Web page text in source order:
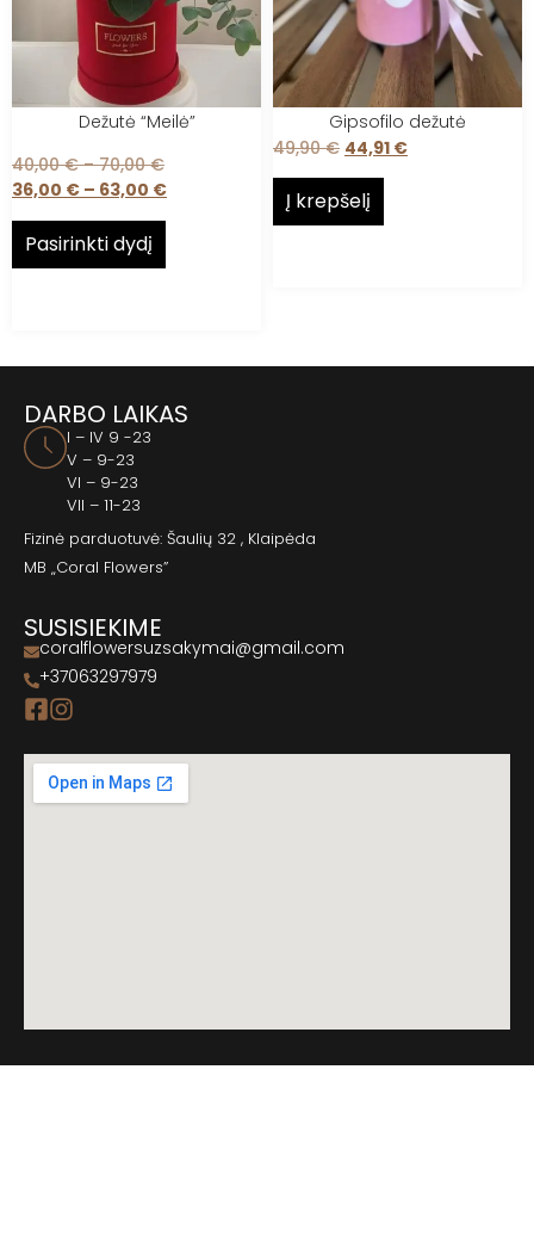
Dežutė “Meilė”
40,00€ – 70,00€
36,00 € – 63,00 €
Pasirinkti dydį
Gipsofilo dežutė
49,90€ 44,91 €
Į krepšelį
DARBO LAIKAS
I – IV 9 -23
V – 9-23
VI – 9-23
VII – 11-23
Fizinė parduotuvė: Šaulių 32 , Klaipėda
MB „Coral Flowers”
SUSISIEKIME
coralflowersuzsakymai@gmail.com
+37063297979